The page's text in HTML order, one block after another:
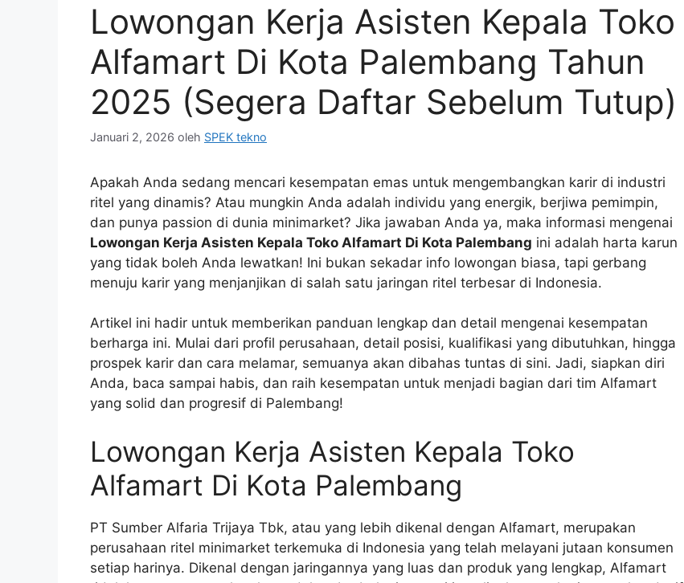
Lowongan Kerja Asisten Kepala Toko
Alfamart Di Kota Palembang Tahun
2025 (Segera Daftar Sebelum Tutup)
Januari 2, 2026 oleh SPEK tekno
Apakah Anda sedang mencari kesempatan emas untuk mengembangkan karir di industri
ritel yang dinamis? Atau mungkin Anda adalah individu yang energik, berjiwa pemimpin,
dan punya passion di dunia minimarket? Jika jawaban Anda ya, maka informasi mengenai
Lowongan Kerja Asisten Kepala Toko Alfamart Di Kota Palembang ini adalah harta karun
yang tidak boleh Anda lewatkan! Ini bukan sekadar info lowongan biasa, tapi gerbang
menuju karir yang menjanjikan di salah satu jaringan ritel terbesar di Indonesia.
Artikel ini hadir untuk memberikan panduan lengkap dan detail mengenai kesempatan
berharga ini. Mulai dari profil perusahaan, detail posisi, kualifikasi yang dibutuhkan, hingga
prospek karir dan cara melamar, semuanya akan dibahas tuntas di sini. Jadi, siapkan diri
Anda, baca sampai habis, dan raih kesempatan untuk menjadi bagian dari tim Alfamart
yang solid dan progresif di Palembang!
Lowongan Kerja Asisten Kepala Toko
Alfamart Di Kota Palembang
PT Sumber Alfaria Trijaya Tbk, atau yang lebih dikenal dengan Alfamart, merupakan
perusahaan ritel minimarket terkemuka di Indonesia yang telah melayani jutaan konsumen
setiap harinya. Dikenal dengan jaringannya yang luas dan produk yang lengkap, Alfamart